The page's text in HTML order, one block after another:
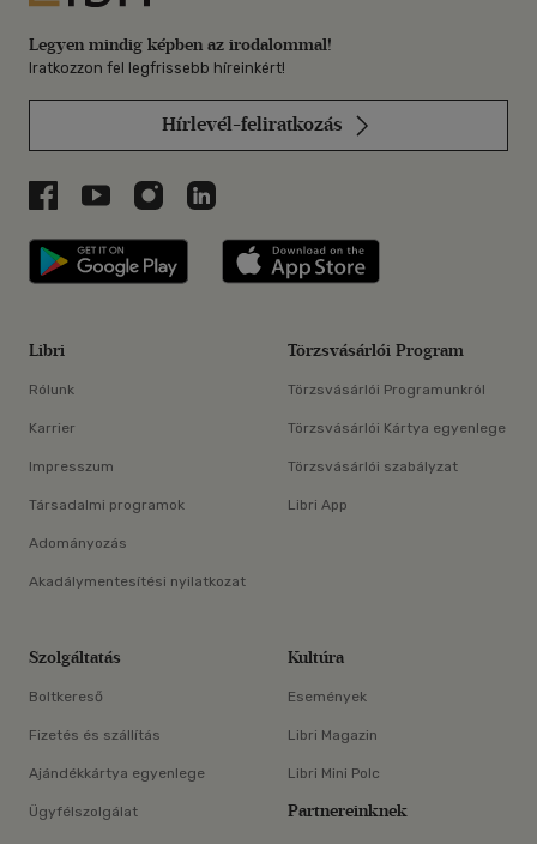
Legyen mindig képben az irodalommal!
Iratkozzon fel legfrissebb híreinkért!
Hírlevél-feliratkozás
Libri a Facebookon
Libri a Youtube-on
Libri az Instagramon
Libri a LinkedInen
Libri applikáció Szerezd meg: Google
Libri
Rólunk
Karrier
Impresszum
Társadalmi programok
Adományozás
Akadálymentesítési nyilatkozat
Törzsvásárlói Program
Törzsvásárlói Programunkról
Törzsvásárlói Kártya egyenlege
Törzsvásárlói szabályzat
Libri App
Szolgáltatás
Boltkereső
Fizetés és szállítás
Ajándékkártya egyenlege
Ügyfélszolgálat
Kultúra
Események
Libri Magazin
Libri Mini Polc
Partnereinknek